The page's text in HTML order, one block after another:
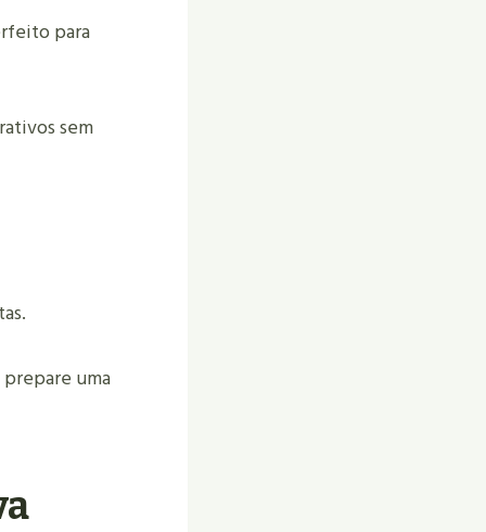
para
sem
uma